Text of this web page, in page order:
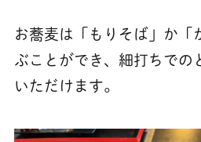
お蕎麦は「もりそば」か「
ぶことができ、細打ちでの
いただけます。